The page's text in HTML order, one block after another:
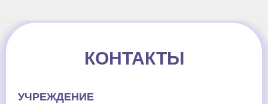
КОНТАКТЫ
УЧРЕЖДЕНИЕ